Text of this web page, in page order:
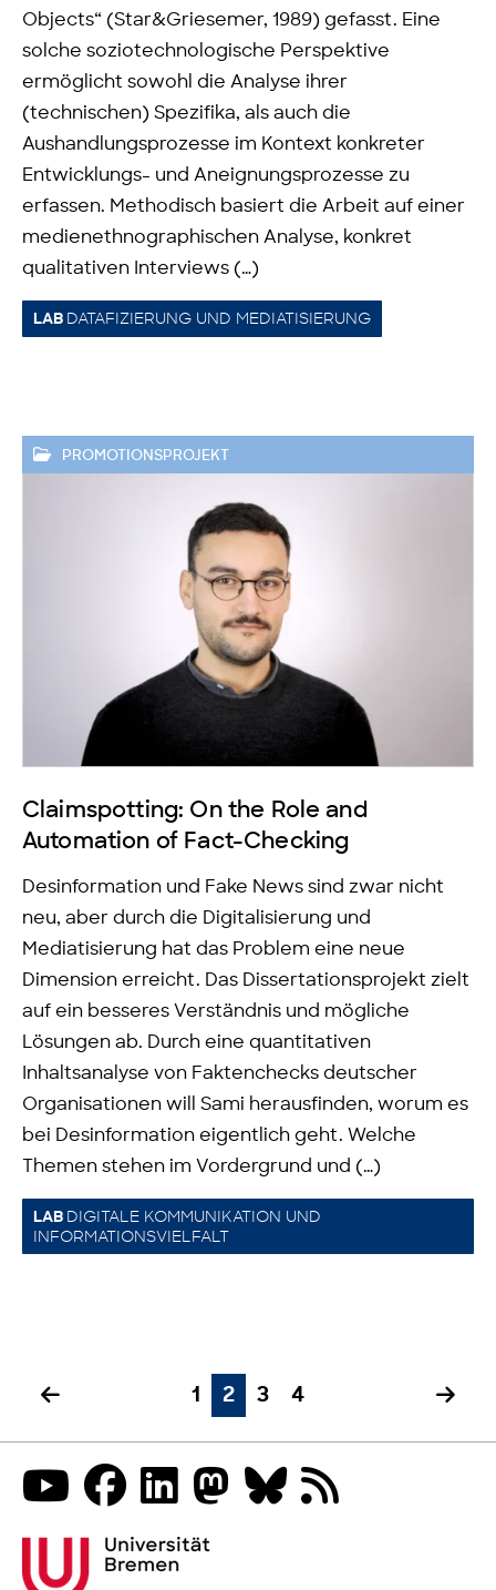
Objects“ (Star&Griesemer, 1989) gefasst. Eine
solche soziotechnologische Perspektive
ermöglicht sowohl die Analyse ihrer
(technischen) Spezifika, als auch die
Aushandlungsprozesse im Kontext konkreter
Entwicklungs- und Aneignungsprozesse zu
erfassen. Methodisch basiert die Arbeit auf einer
medienethnographischen Analyse, konkret
qualitativen Interviews (…)
LAB DATAFIZIERUNG UND MEDIATISIERUNG
PROMOTIONSPROJEKT
Claimspotting: On the Role and
Automation of Fact-Checking
Desinformation und Fake News sind zwar nicht
neu, aber durch die Digitalisierung und
Mediatisierung hat das Problem eine neue
Dimension erreicht. Das Dissertationsprojekt zielt
auf ein besseres Verständnis und mögliche
Lösungen ab. Durch eine quantitativen
Inhaltsanalyse von Faktenchecks deutscher
Organisationen will Sami herausfinden, worum es
bei Desinformation eigentlich geht. Welche
Themen stehen im Vordergrund und (…)
LAB DIGITALE KOMMUNIKATION UND
INFORMATIONSVIELFALT
1 2 3 4